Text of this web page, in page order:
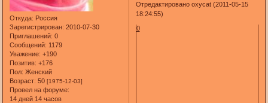
Откуда: Россия
Зарегистрирован: 2010-07-30
Приглашений: 0
Сообщений: 1179
Уважение: +190
Позитив: +176
Пол: Женский
Возраст: 50[1975-12-03]
Провел на форуме:
14 дней 14 часов
Отредактировано oxycat (2011-05-15
18:24:55)
0